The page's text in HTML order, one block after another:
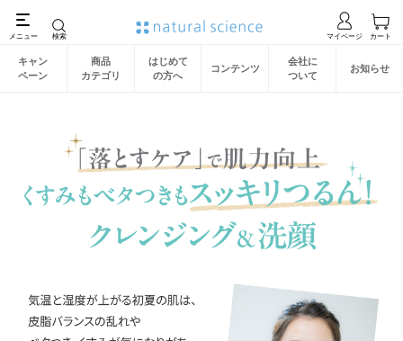
キャン
ペーン
商品
カテゴリ
はじめて
の方へ
コンテンツ
会社に
ついて
お知らせ